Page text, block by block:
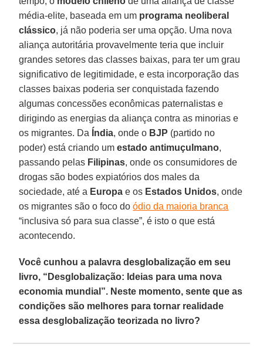
média-elite, baseada em um programa neoliberal
clássico, já não poderia ser uma opção. Uma nova
aliança autoritária provavelmente teria que incluir
grandes setores das classes baixas, para ter um grau
significativo de legitimidade, e esta incorporação das
classes baixas poderia ser conquistada fazendo
algumas concessões econômicas paternalistas e
dirigindo as energias da aliança contra as minorias e
os migrantes. Da Índia, onde o BJP (partido no
poder) está criando umestado antimuçulmano,
passando pelas Filipinas, onde os consumidores de
drogas são bodes expiatórios dos males da
sociedade, até a Europa e os Estados Unidos, onde
os migrantes são o foco doódio da maioria branca
“inclusiva só para sua classe”, é isto o que está
acontecendo.
Você cunhou a palavra desglobalização em seu
livro, “Desglobalização: Ideias para uma nova
economia mundial”. Neste momento, sente que as
condições são melhores para tornar realidade
essa desglobalização teorizada no livro?